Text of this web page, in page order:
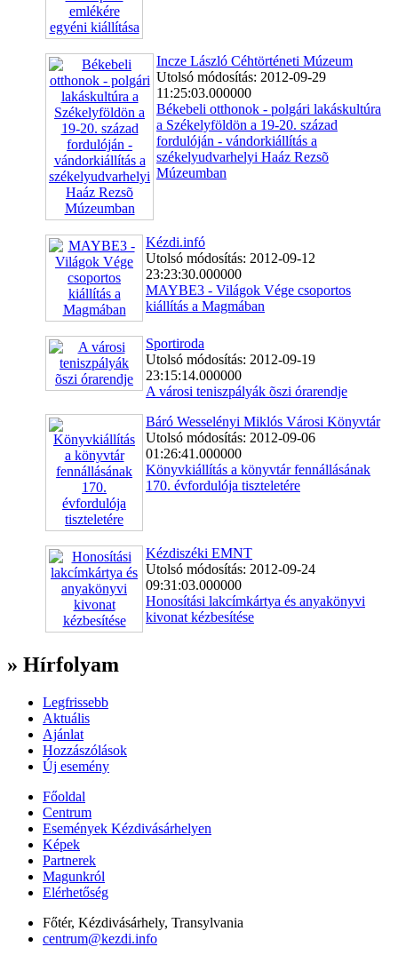
Incze László Céhtörténeti Múzeum
Utolsó módosítás: 2012-09-29
11:25:03.000000
Békebeli otthonok - polgári lakáskultúra
a Székelyföldön a 19-20. század
fordulóján - vándorkiállítás a
székelyudvarhelyi Haáz Rezsõ
Múzeumban
Kézdi.infó
Utolsó módosítás: 2012-09-12
23:23:30.000000
MAYBE3 - Világok Vége csoportos
kiállítás a Magmában
Sportiroda
Utolsó módosítás: 2012-09-19
23:15:14.000000
A városi teniszpályák õszi órarendje
Báró Wesselényi Miklós Városi Könyvtár
Utolsó módosítás: 2012-09-06
01:26:41.000000
Könyvkiállítás a könyvtár fennállásának
170. évfordulója tiszteletére
Kézdiszéki EMNT
Utolsó módosítás: 2012-09-24
09:31:03.000000
Honosítási lakcímkártya és anyakönyvi
kivonat kézbesítése
» Hírfolyam
Legfrissebb
Aktuális
Ajánlat
Hozzászólások
Új esemény
Főoldal
Centrum
Események Kézdivásárhelyen
Képek
Partnerek
Magunkról
Elérhetőség
Főtér, Kézdivásárhely, Transylvania
centrum@kezdi.info